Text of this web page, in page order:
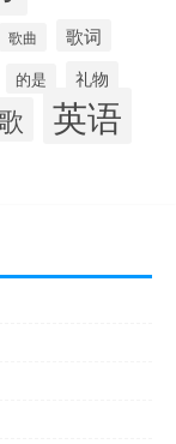
歌曲 歌词
的是 礼物
英语